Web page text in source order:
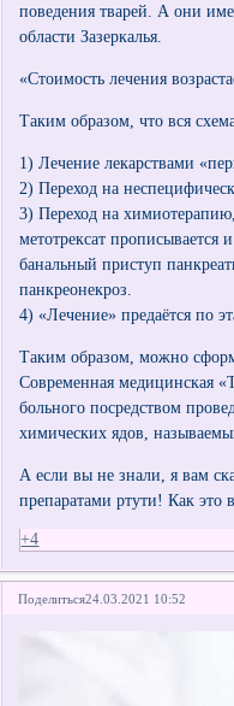
поведения тварей. А они
области Зазеркалья.
«Стоимость лечения
Таким образом, что вся
1) Лечение лекарствами
2) Переход на
3) Переход на
метотрексат
банальный приступ
панкреонекроз.
4) «Лечение» предаётся по
Таким образом, можно
Современная медицинская
больного посредством
химических ядов,
А если вы не знали, я вам
препаратами ртути! Как это
+4
Поделиться24.03.2021 10:52